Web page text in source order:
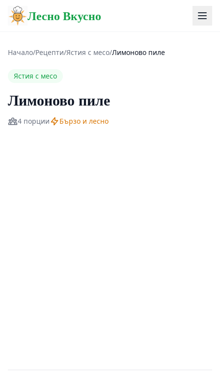
Лесно Вкусно
Начало/Рецепти/Ястия с месо/Лимоново пиле
Ястия с месо
Лимоново пиле
4 порции Бързо и лесно